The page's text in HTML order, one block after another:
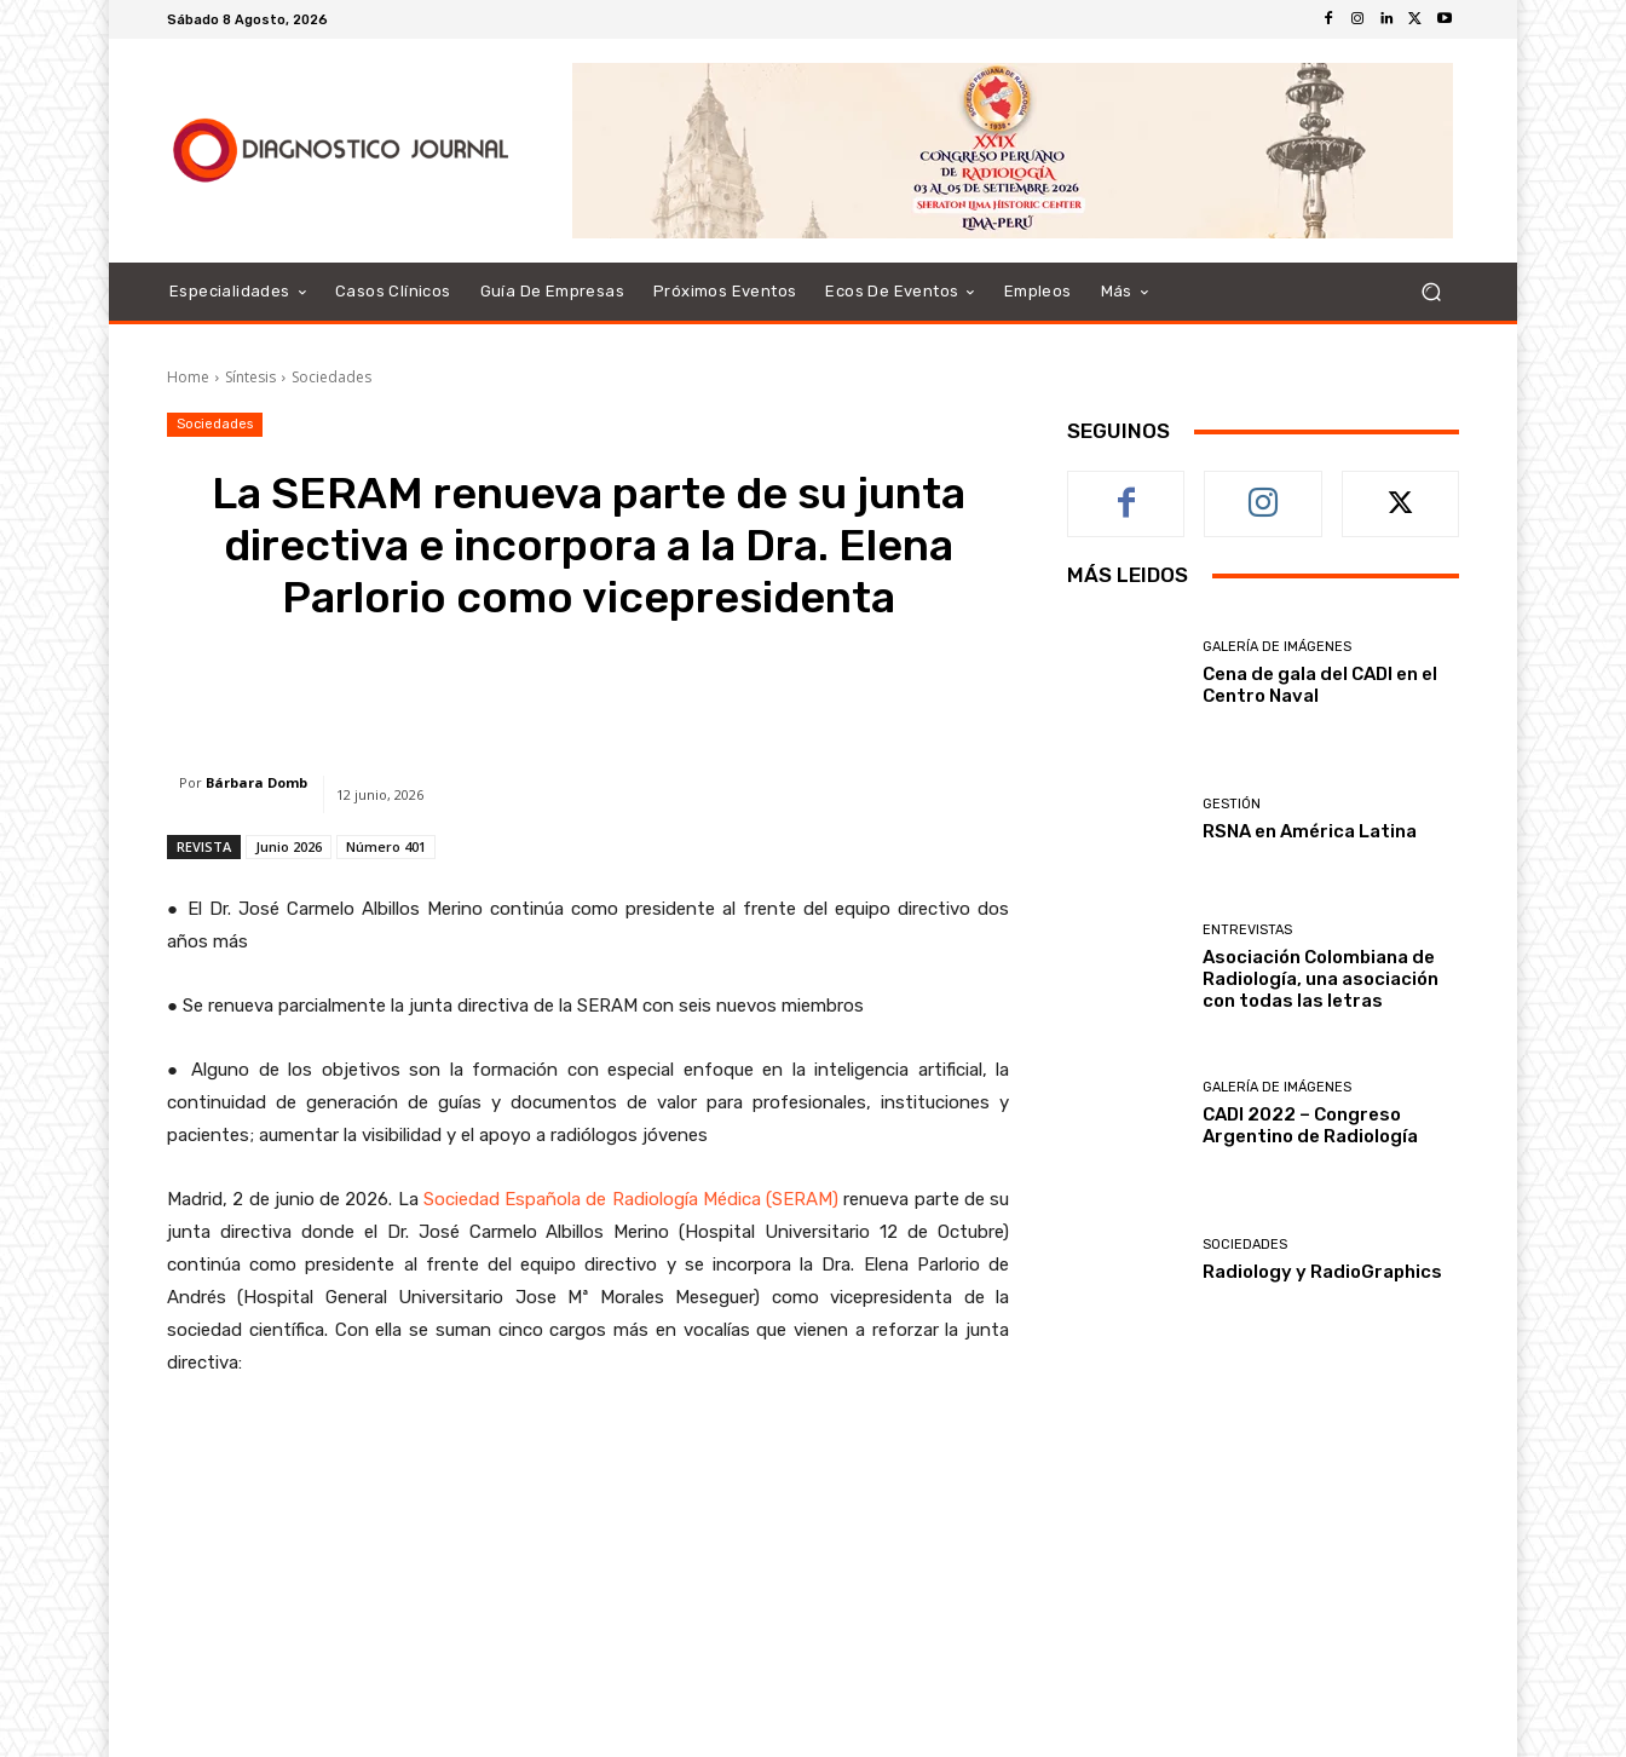
Sábado 8 Agosto, 2026
Especialidades Casos Clínicos Guía De Empresas Próximos Eventos Ecos De Eventos Empleos Más
Home Síntesis Sociedades
Sociedades
La SERAM renueva parte de su junta
directiva e incorpora a la Dra. Elena
Parlorio como vicepresidenta
Por Bárbara Domb
12 junio, 2026
REVISTA Junio 2026 Número 401
● El Dr. José Carmelo Albillos Merino continúa como presidente al frente del equipo directivo dos
años más
● Se renueva parcialmente la junta directiva de la SERAM con seis nuevos miembros
●
Alguno de los objetivos son la formación con especial enfoque en la inteligencia artificial, la
continuidad de generación de guías y documentos de valor para profesionales, instituciones y
pacientes; aumentar la visibilidad y el apoyo a radiólogos jóvenes
Madrid, 2 de junio de 2026. La Sociedad Española de Radiología Médica (SERAM) renueva parte de su
junta directiva donde el Dr. José Carmelo Albillos Merino (Hospital Universitario 12 de Octubre)
continúa como presidente al frente del equipo directivo y se incorpora la Dra. Elena Parlorio de
Andrés (Hospital General Universitario Jose Mª Morales Meseguer) como vicepresidenta de la
sociedad científica. Con ella se suman cinco cargos más en vocalías que vienen a reforzar la junta
directiva:
SEGUINOS
MÁS LEIDOS
GALERÍA DE IMÁGENES
Cena de gala del CADI en el
Centro Naval
GESTIÓN
RSNA en América Latina
ENTREVISTAS
Asociación Colombiana de
Radiología, una asociación
con todas las letras
GALERÍA DE IMÁGENES
CADI 2022 – Congreso
Argentino de Radiología
SOCIEDADES
Radiology y RadioGraphics